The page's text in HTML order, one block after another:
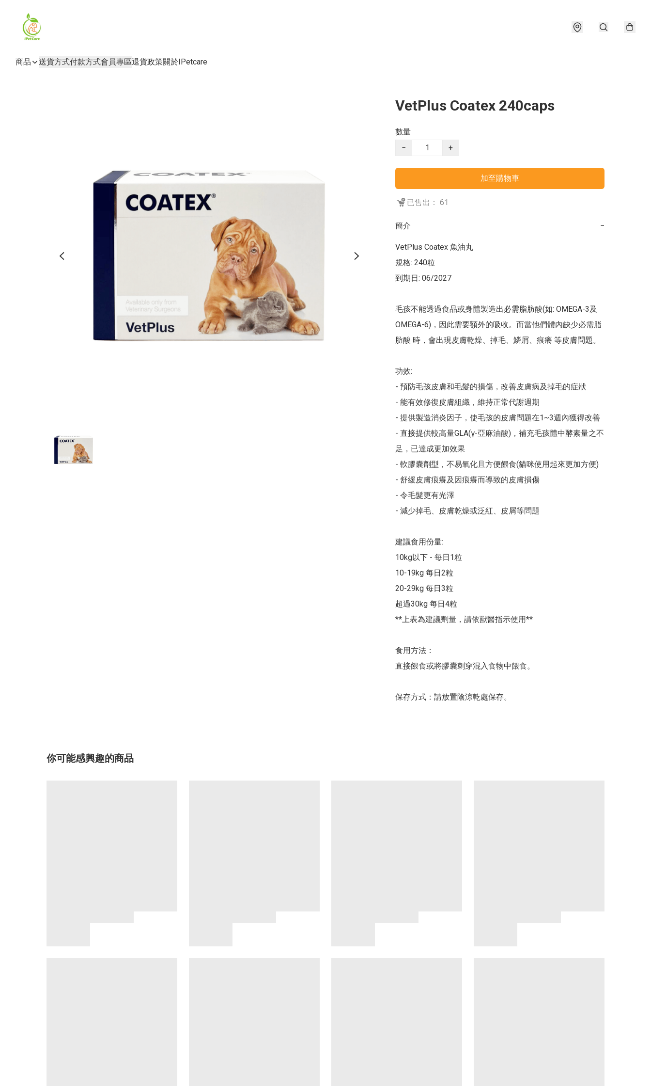
商品 送貨方式付款方式會員專區退貨政策關於IPetcare
VetPlus Coatex 240caps
數量
−
+
加至購物車
已售出： 61
簡介 −
VetPlus Coatex 魚油丸
規格: 240粒
到期日: 06/2027
毛孩不能透過食品或身體製造出必需脂肪酸(如: OMEGA-3及
OMEGA-6)，因此需要額外的吸收。而當他們體內缺少必需脂
肪酸 時，會出現皮膚乾燥、掉毛、鱗屑、痕癢 等皮膚問題。
功效:
- 預防毛孩皮膚和毛髮的損傷，改善皮膚病及掉毛的症狀
- 能有效修復皮膚組織，維持正常代謝週期
- 提供製造消炎因子，使毛孩的皮膚問題在1~3週內獲得改善
- 直接提供較高量GLA(γ-亞麻油酸)，補充毛孩體中酵素量之不
足，已達成更加效果
- 軟膠囊劑型，不易氧化且方便餵食(貓咪使用起來更加方便)
- 舒緩皮膚痕癢及因痕癢而導致的皮膚損傷
- 令毛髮更有光澤
- 減少掉毛、皮膚乾燥或泛紅、皮屑等問題
建議食用份量:
10kg以下 - 每日1粒
10-19kg 每日2粒
20-29kg 每日3粒
超過30kg 每日4粒
**上表為建議劑量，請依獸醫指示使用**
食用方法：
直接餵食或將膠囊刺穿混入食物中餵食。
保存方式：請放置陰涼乾處保存。
你可能感興趣的商品